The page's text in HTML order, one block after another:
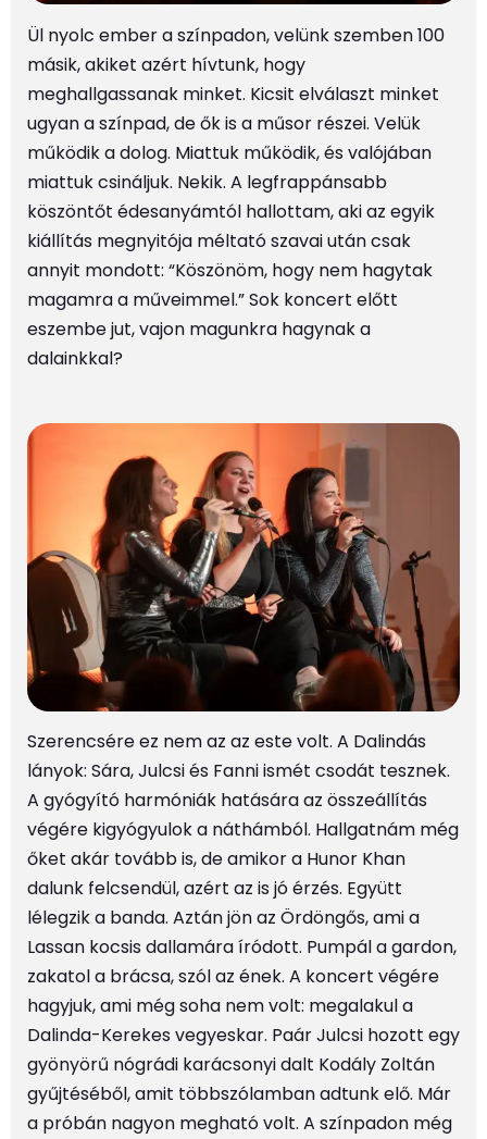
Ül nyolc ember a színpadon, velünk szemben 100
másik, akiket azért hívtunk, hogy
meghallgassanak minket. Kicsit elválaszt minket
ugyan a színpad, de ők is a műsor részei. Velük
működik a dolog. Miattuk működik, és valójában
miattuk csináljuk. Nekik. A legfrappánsabb
köszöntőt édesanyámtól hallottam, aki az egyik
kiállítás megnyitója méltató szavai után csak
annyit mondott: “Köszönöm, hogy nem hagytak
magamra a műveimmel.” Sok koncert előtt
eszembe jut, vajon magunkra hagynak a
dalainkkal?
Szerencsére ez nem az az este volt. A Dalindás
lányok: Sára, Julcsi és Fanni ismét csodát tesznek.
A gyógyító harmóniák hatására az összeállítás
végére kigyógyulok a náthámból. Hallgatnám még
őket akár tovább is, de amikor a Hunor Khan
dalunk felcsendül, azért az is jó érzés. Együtt
lélegzik a banda. Aztán jön az Ördöngős, ami a
Lassan kocsis dallamára íródott. Pumpál a gardon,
zakatol a brácsa, szól az ének. A koncert végére
hagyjuk, ami még soha nem volt: megalakul a
Dalinda-Kerekes vegyeskar. Paár Julcsi hozott egy
gyönyörű nógrádi karácsonyi dalt Kodály Zoltán
gyűjtéséből, amit többszólamban adtunk elő. Már
a próbán nagyon megható volt. A színpadon még